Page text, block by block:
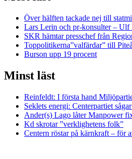
Över hälften tackade nej till
Lars Lerin och pr-konsulter –
SKR hämtar presschef från
Toppolitikerna”valfärdar” till Piteå
Burson upp 19 procent
Minst läst
Reinfeldt: I första hand
Seklets energi: Centerpartiet
Ander(s) Lago låter Manpower
Kd skrotar ”verklighetens folk”
Centern röstar på kärnkraft – för